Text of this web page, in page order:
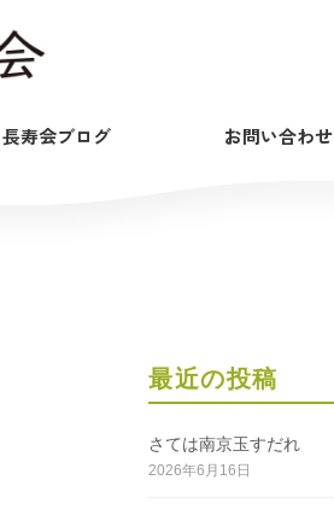
長寿会ブログ お問い合わせ
最近の投稿
さては南京玉すだれ
2026年6月16日